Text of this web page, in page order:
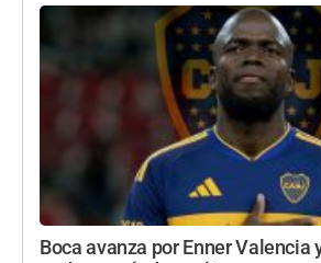
Boca avanza por Enner Valencia